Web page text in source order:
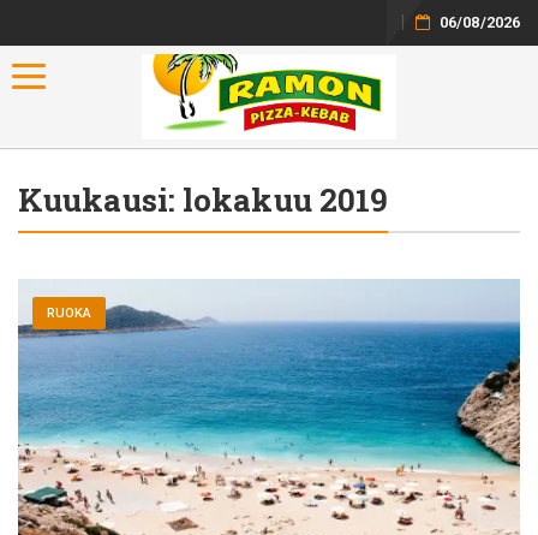
06/08/2026
Toggle navigation
Kuukausi: lokakuu 2019
RUOKA